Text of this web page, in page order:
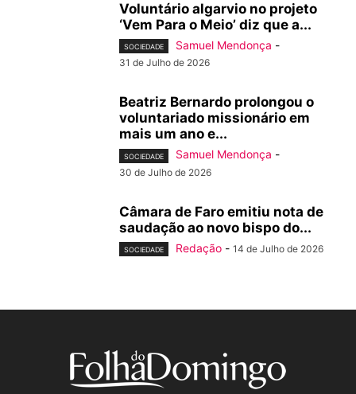
Voluntário algarvio no projeto
‘Vem Para o Meio’ diz que a...
SOCIEDADE Samuel Mendonça -
31 de Julho de 2026
Beatriz Bernardo prolongou o
voluntariado missionário em
mais um ano e...
SOCIEDADE Samuel Mendonça -
30 de Julho de 2026
Câmara de Faro emitiu nota de
saudação ao novo bispo do...
SOCIEDADE Redação - 14 de Julho de 2026